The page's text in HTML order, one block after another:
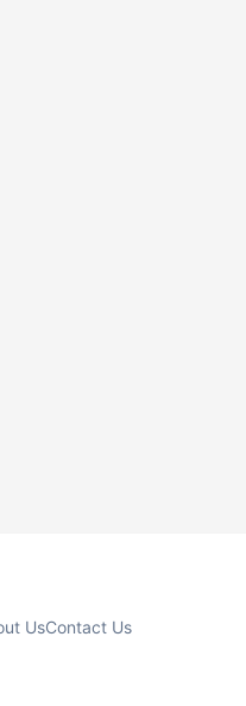
UsContact Us